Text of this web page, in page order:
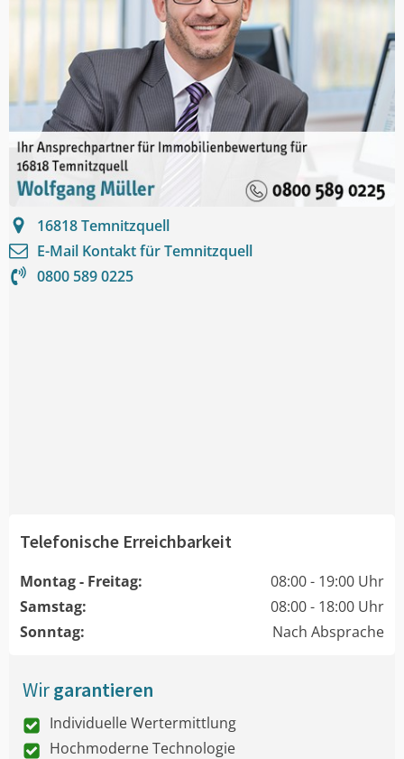
16818Temnitzquell
E-Mail Kontakt fürTemnitzquell
0800 589 0225
Telefonische Erreichbarkeit
Montag - Freitag:
08:00 - 19:00 Uhr
Samstag:
08:00 - 18:00 Uhr
Sonntag:
Nach Absprache
Wirgarantieren
Individuelle Wertermittlung
Hochmoderne Technologie